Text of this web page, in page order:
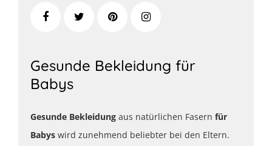
Gesunde Bekleidung für
Babys
Gesunde Bekleidung aus natürlichen Fasern für
Babys wird zunehmend beliebter bei den Eltern.